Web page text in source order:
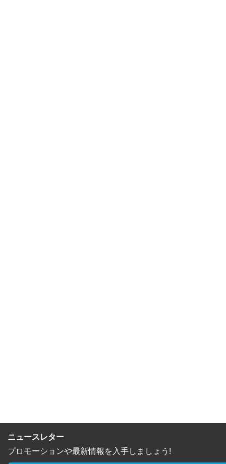
ニュースレター
プロモーションや最新情報を入手しましょう!